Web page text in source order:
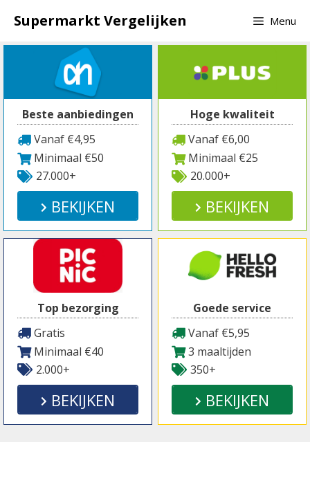
naar
inhoud
Supermarkt Vergelijken Menu
Beste aanbiedingen
Vanaf €4,95
Minimaal €50
27.000+
BEKIJKEN
Hoge kwaliteit
Vanaf €6,00
Minimaal €25
20.000+
BEKIJKEN
Top bezorging
Gratis
Minimaal €40
2.000+
BEKIJKEN
Goede service
Vanaf €5,95
3 maaltijden
350+
BEKIJKEN